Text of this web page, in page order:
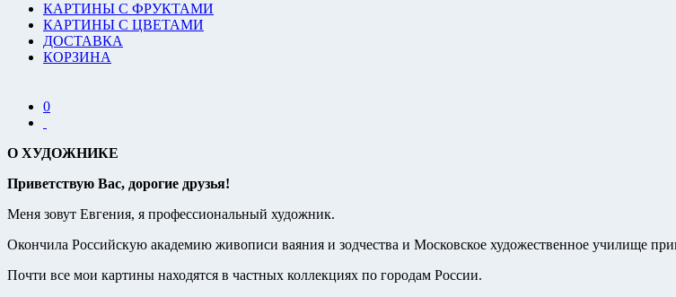
КАРТИНЫ С ФРУКТАМИ
КАРТИНЫ С ЦВЕТАМИ
ДОСТАВКА
КОРЗИНА
0
О ХУДОЖНИКЕ
Приветствую Вас, дорогие друзья!
Меня зовут Евгения, я профессиональный художник.
Окончила Российскую академию живописи ваяния и зодчества и Московское художественное училище
Почти все мои картины находятся в частных коллекциях по городам России.